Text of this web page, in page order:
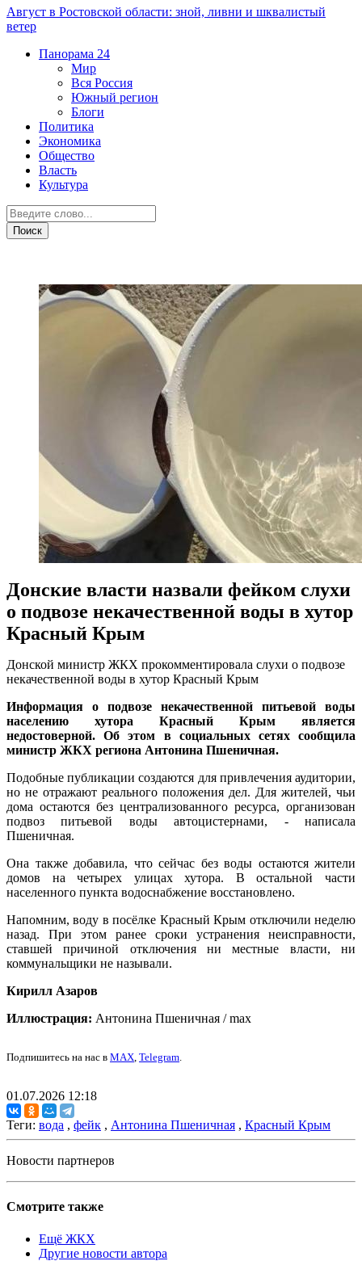
Август в Ростовской области: зной, ливни и шквалистый
ветер
Панорама 24
Мир
Вся Россия
Южный регион
Блоги
Политика
Экономика
Общество
Власть
Культура
Донские власти назвали фейком слухи
о подвозе некачественной воды в хутор
Красный Крым
Донской министр ЖКХ прокомментировала слухи о подвозе
некачественной воды в хутор Красный Крым
Информация о подвозе некачественной питьевой воды
населению хутора Красный Крым является
недостоверной. Об этом в социальных сетях сообщила
министр ЖКХ региона Антонина Пшеничная.
Подобные публикации создаются для привлечения аудитории,
но не отражают реального положения дел. Для жителей, чьи
дома остаются без централизованного ресурса, организован
подвоз питьевой воды автоцистернами, - написала
Пшеничная.
Она также добавила, что сейчас без воды остаются жители
домов на четырех улицах хутора. В остальной части
населенного пункта водоснабжение восстановлено.
Напомним, воду в посёлке Красный Крым отключили неделю
назад. При этом ранее сроки устранения неисправности,
ставшей причиной отключения ни местные власти, ни
коммунальщики не называли.
Кирилл Азаров
Иллюстрация: Антонина Пшеничная / max
Подпишитесь на нас в MAX, Telegram.
01.07.2026 12:18
Теги: вода , фейк , Антонина Пшеничная , Красный Крым
Новости партнеров
Смотрите также
Ещё ЖКХ
Другие новости автора